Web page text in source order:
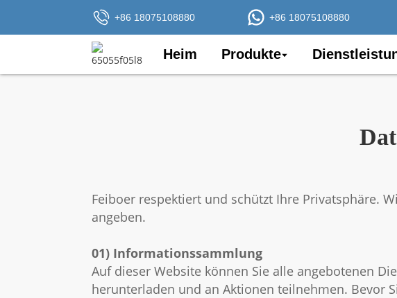
+86 18075108880 +86 18075108880
Heim Produkte
Feiboer respektiert und schützt Ihre Privatsphäre.
angeben.
01) Informationssammlung
Auf dieser Website können Sie alle angebotenen
herunterladen und an Aktionen teilnehmen. Bevor